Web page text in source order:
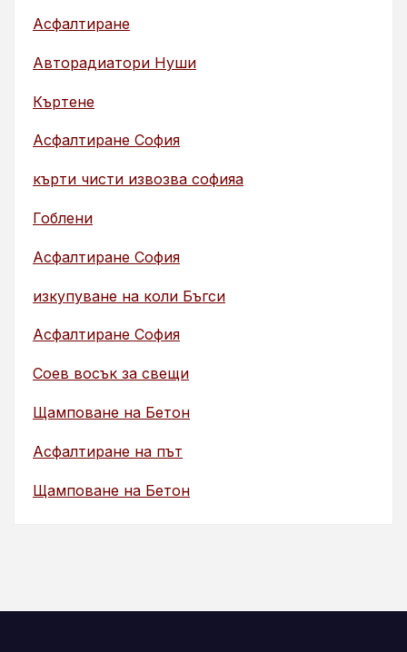
Асфалтиране
Авторадиатори Нуши
Къртене
Асфалтиране София
кърти чисти извозва софияа
Гоблени
Асфалтиране София
изкупуване на коли Бъгси
Асфалтиране София
Соев восък за свещи
Щамповане на Бетон
Асфалтиране на път
Щамповане на Бетон